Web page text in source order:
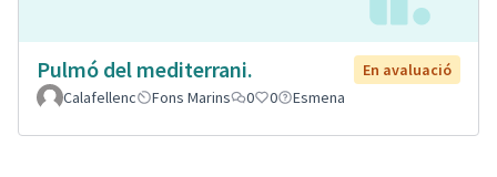
Pulmó del mediterrani.
En avaluació
Calafellenc
Fons Marins 0 0 Esmena